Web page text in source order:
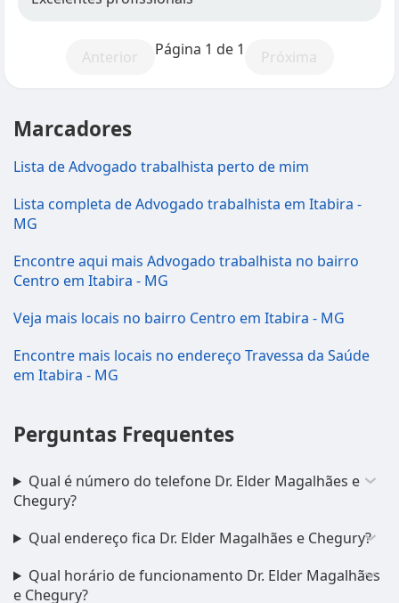
Anterior Página 1 de 1 Próxima
Marcadores
Lista de Advogado trabalhista perto de mim
Lista completa de Advogado trabalhista em Itabira -
MG
Encontre aqui mais Advogado trabalhista no bairro
Centro em Itabira - MG
Veja mais locais no bairro Centro em Itabira - MG
Encontre mais locais no endereço Travessa da Saúde
em Itabira - MG
Perguntas Frequentes
Qual é número do telefone Dr. Elder Magalhães e
Chegury?
Qual endereço fica Dr. Elder Magalhães e Chegury?
Qual horário de funcionamento Dr. Elder Magalhães
e Chegury?